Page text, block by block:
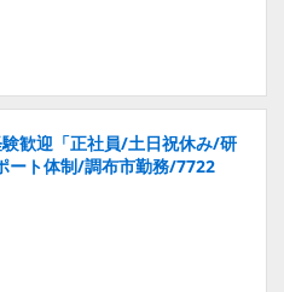
歓迎「正社員/土日祝休み/研
ート体制/調布市勤務/7722